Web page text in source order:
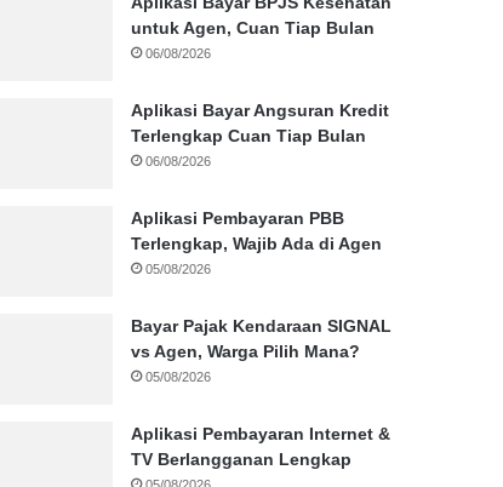
untuk Agen, Cuan Tiap Bulan
06/08/2026
Aplikasi Bayar Angsuran Kredit
Terlengkap Cuan Tiap Bulan
06/08/2026
Aplikasi Pembayaran PBB
Terlengkap, Wajib Ada di Agen
05/08/2026
Bayar Pajak Kendaraan SIGNAL
vs Agen, Warga Pilih Mana?
05/08/2026
Aplikasi Pembayaran Internet &
TV Berlangganan Lengkap